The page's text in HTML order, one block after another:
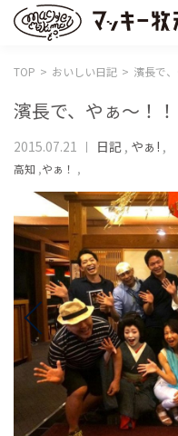
TOP おいしい日記 濱長で
濱長で、やぁ〜！！
2015.07.21 日記 , やぁ! ,
高知 ,やぁ！ ,